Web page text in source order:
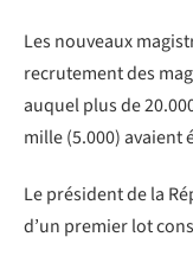
Les nouveaux
recrutement des
auquel plus de
mille (5.000) avaient
Le président de la
d’un premier lot